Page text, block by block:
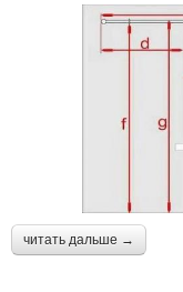
читать дальше →